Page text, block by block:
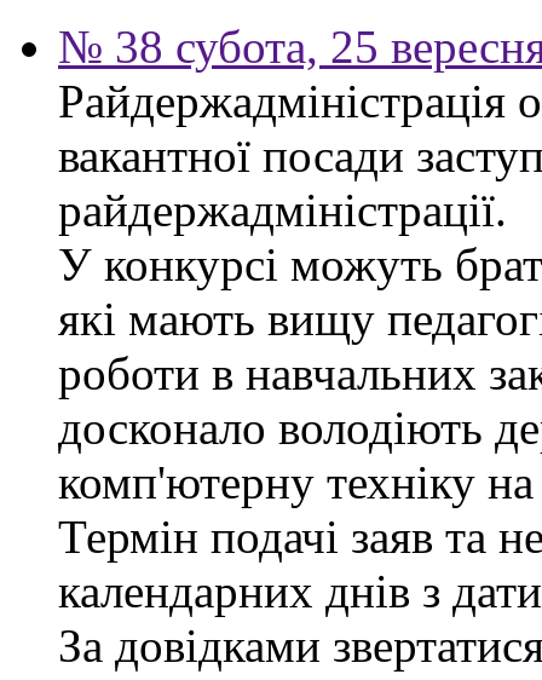
№ 38 субота, 25
Райдержадміністрація
вакантної посади
райдержадміністрації.
У конкурсі можуть
які мають вищу
роботи в навчальних
досконало володіють
комп'ютерну техніку на
Термін подачі заяв та
календарних днів з
За довідками